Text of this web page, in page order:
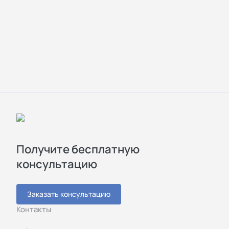
Получите бесплатную
консультацию
Заказать консультацию
Контакты